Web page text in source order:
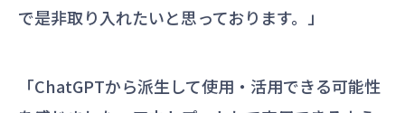
で是非取り入れたいと思っております。」
「ChatGPTから派生して使用・活用できる可能性